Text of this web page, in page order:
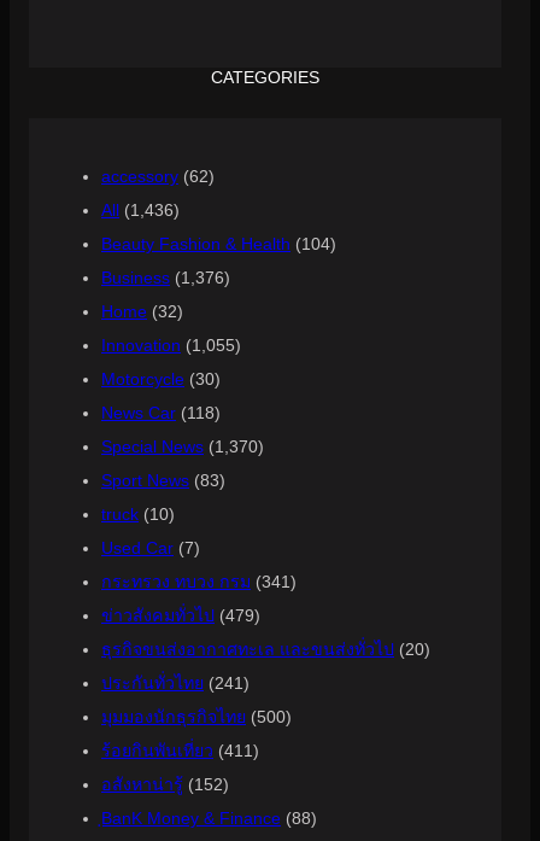
CATEGORIES
accessory (62)
All (1,436)
Beauty Fashion & Health (104)
Business (1,376)
Home (32)
Innovation (1,055)
Motorcycle (30)
News Car (118)
Special News (1,370)
Sport News (83)
truck (10)
Used Car (7)
กระทรวง ทบวง กรม (341)
ข่าวสังคมทั่วไป (479)
ธุรกิจขนส่งอากาศทะเล และขนส่งทั่วไป (20)
ประกันทั่วไทย (241)
มุมมองนักธุรกิจไทย (500)
ร้อยกินพันเที่ยว (411)
อสังหาน่ารู้ (152)
ฺBanK Money & Finance (88)